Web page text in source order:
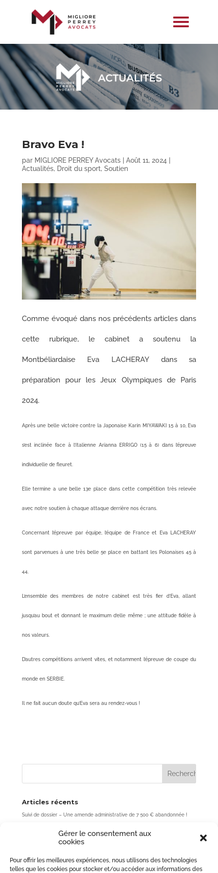
Gérer le consentement aux
cookies
Pour offrir les meilleures expériences, nous utilisons des technologies
telles que les cookies pour stocker et/ou accéder aux informations des
Bravo Eva !
par MIGLIORE PERREY Avocats| Août 11, 2024
Actualités, Droit du sport, Soutien
Comme évoqué dans nos précédents articles dans
cette rubrique, le cabinet a soutenu la
Montbéliardaise Eva LACHERAY dans sa
préparation pour les Jeux Olympiques de Paris
2024.
Après une belle victoire contre la Japonaise Karin MIYAWAKI 15 à 10, Eva
s’est inclinée face à l’Italienne Arianna ERRIGO (15 à 6) dans l’épreuve
individuelle de fleuret.
Elle termine a une belle 13e place dans cette compétition très relevée
avec notre soutien à chaque attaque derrière nos écrans.
Concernant l’épreuve par équipe, l’équipe de France et Eva LACHERAY
sont parvenues à une très belle 5e place en battant les Polonaises 45 à
44.
L’ensemble des membres de notre cabinet est très fier d’Eva, allant
jusqu’au bout et donnant le maximum d’elle même ; une attitude fidèle à
nos valeurs.
D’autres compétitions arrivent vites, et notamment l’épreuve de coupe du
monde en SERBIE.
Il ne fait aucun doute qu’Eva sera au rendez-vous !
Articles récents
Suivi de dossier – Une amende administrative de 7 500 € abandonnée !
de cassation, 3ème chambre civile, 7 mai 2026, n° 24-10.637)
Rupture de période d’essai : une erreur de quelques jours peut coûter
Forfait-jours et accord de performance collective : une limite essentielle
au pouvoir de l’employeur